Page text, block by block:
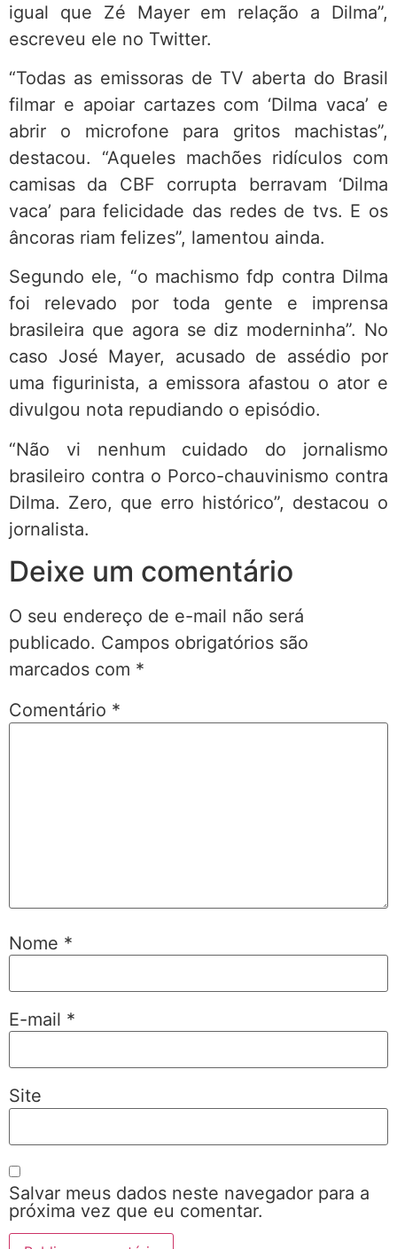
igual que Zé Mayer em relação a Dilma”,
escreveu ele no Twitter.
“Todas as emissoras de TV aberta do Brasil
filmar e apoiar cartazes com ‘Dilma vaca’ e
abrir o microfone para gritos machistas”,
destacou. “Aqueles machões ridículos com
camisas da CBF corrupta berravam ‘Dilma
vaca’ para felicidade das redes de tvs. E os
âncoras riam felizes”, lamentou ainda.
Segundo ele, “o machismo fdp contra Dilma
foi relevado por toda gente e imprensa
brasileira que agora se diz moderninha”. No
caso José Mayer, acusado de assédio por
uma figurinista, a emissora afastou o ator e
divulgou nota repudiando o episódio.
“Não vi nenhum cuidado do jornalismo
brasileiro contra o Porco-chauvinismo contra
Dilma. Zero, que erro histórico”, destacou o
jornalista.
Deixe um comentário
O seu endereço de e-mail não será
publicado. Campos obrigatórios são
marcados com *
Comentário *
Nome *
E-mail *
Site
Salvar meus dados neste navegador para a
próxima vez que eu comentar.